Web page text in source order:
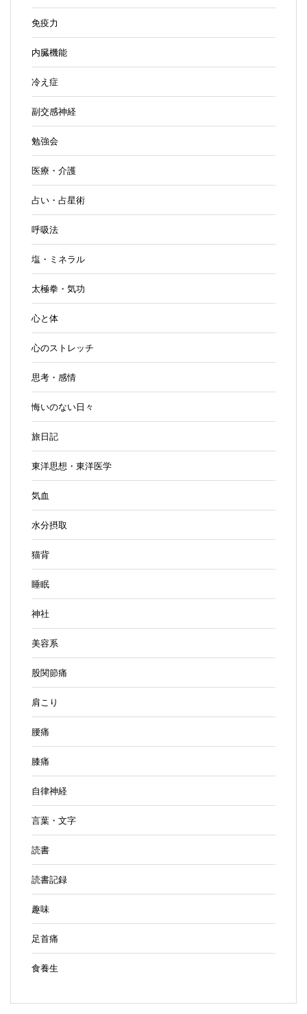
免疫力
内臓機能
冷え症
副交感神経
勉強会
医療・介護
占い・占星術
呼吸法
塩・ミネラル
太極拳・気功
心と体
心のストレッチ
思考・感情
悔いのない日々
旅日記
東洋思想・東洋医学
気血
水分摂取
猫背
睡眠
神社
美容系
股関節痛
肩こり
腰痛
膝痛
自律神経
言葉・文字
読書
読書記録
趣味
足首痛
食養生